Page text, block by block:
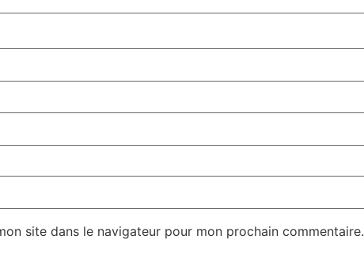
site dans le navigateur pour mon prochain commentaire.